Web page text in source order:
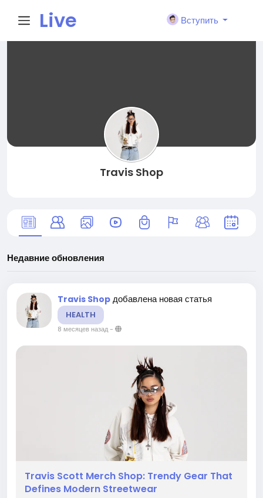
Live
Вступить
Travis Shop
Недавние обновления
Travis Shop добавлена новая статья
HEALTH
8 месяцев назад-
Travis Scott Merch Shop: Trendy Gear That
Defines Modern Streetwear